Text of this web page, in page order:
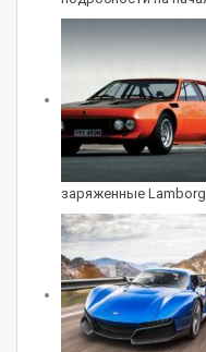
(Visited 179 times,
заряженные